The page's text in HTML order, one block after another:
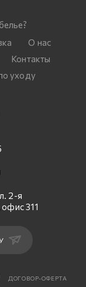
О нас
Контакты
уходу
2-я
311
ДОГОВОР-ОФЕРТА